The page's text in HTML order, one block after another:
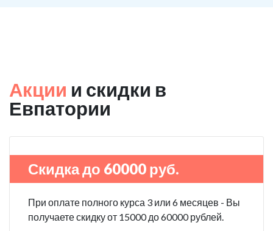
Акции и скидки в
Евпатории
Скидка до 60000 руб.
При оплате полного курса 3 или 6 месяцев - Вы
получаете скидку от 15000 до 60000 рублей.